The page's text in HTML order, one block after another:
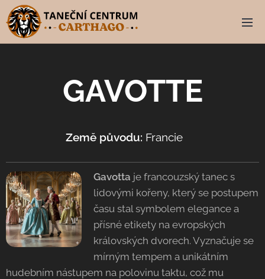
GAVOTTE
Země původu: Francie 🇫🇷
Gavotta je francouzský tanec s
lidovými kořeny, který se postupem
času stal symbolem elegance a
přísné etikety na evropských
královských dvorech. Vyznačuje se
mírným tempem a unikátním
hudebním nástupem na polovinu taktu, což mu